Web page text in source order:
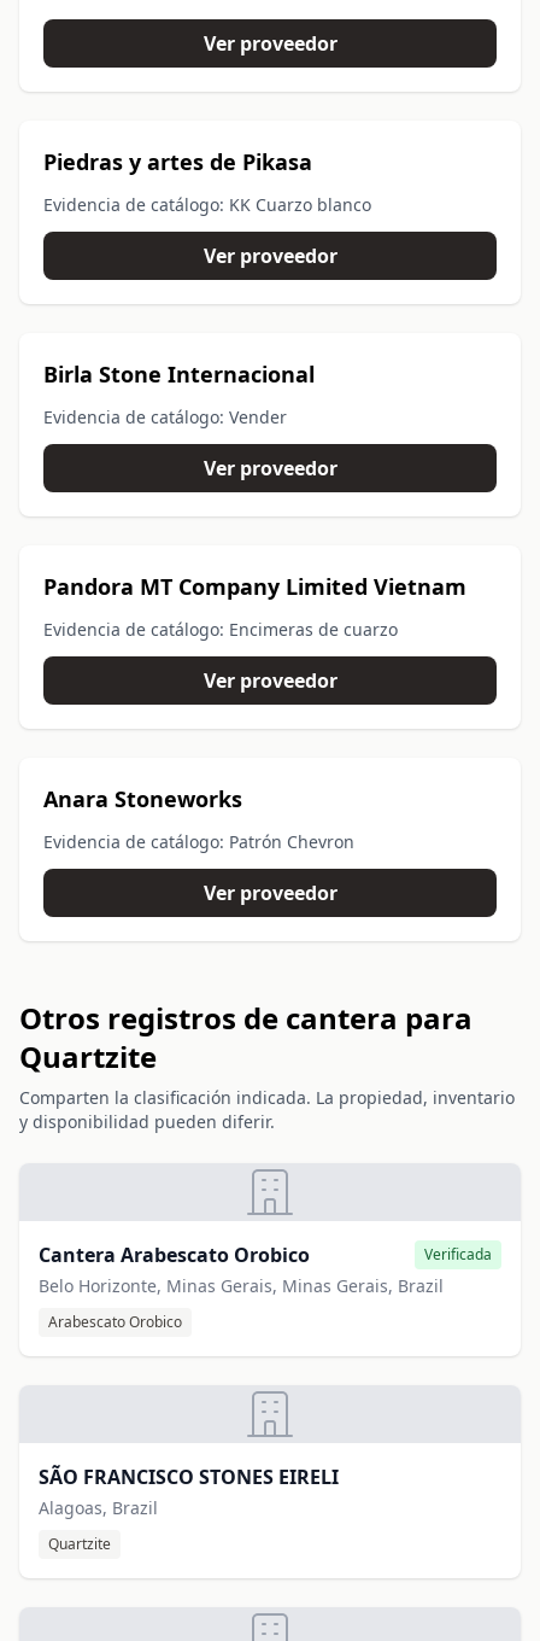
Ver proveedor
Piedras y artes de Pikasa
Evidencia de catálogo: KK Cuarzo blanco
Ver proveedor
Birla Stone Internacional
Evidencia de catálogo: Vender
Ver proveedor
Pandora MT Company Limited Vietnam
Evidencia de catálogo: Encimeras de cuarzo
Ver proveedor
Anara Stoneworks
Evidencia de catálogo: Patrón Chevron
Ver proveedor
Otros registros de cantera para
Quartzite
Comparten la clasificación indicada. La propiedad, inventario
y disponibilidad pueden diferir.
Cantera Arabescato Orobico Verificada
Belo Horizonte, Minas Gerais, Minas Gerais, Brazil
Arabescato Orobico
SÃO FRANCISCO STONES EIRELI
Alagoas, Brazil
Quartzite